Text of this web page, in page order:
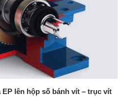
lên hộp số bánh vít – trục vít